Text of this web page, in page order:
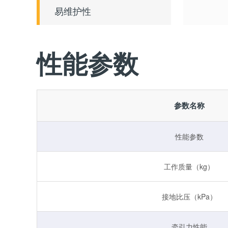
易维护性
性能参数
参数名称
性能参数
工作质量（kg）
接地比压（kPa）